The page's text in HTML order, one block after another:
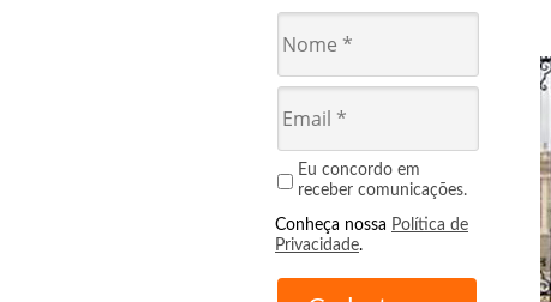
Eu concordo em
receber comunicações.
Conheça nossa Política de
Privacidade.